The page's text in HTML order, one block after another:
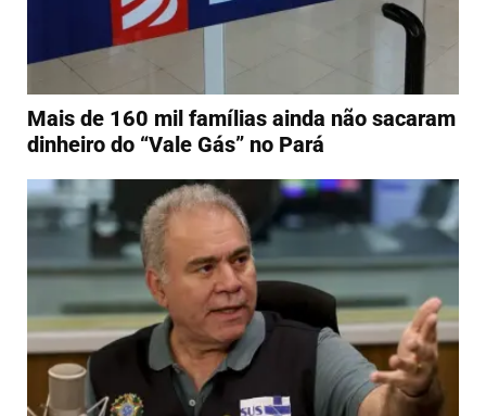
Mais de 160 mil famílias ainda não sacaram
dinheiro do “Vale Gás” no Pará